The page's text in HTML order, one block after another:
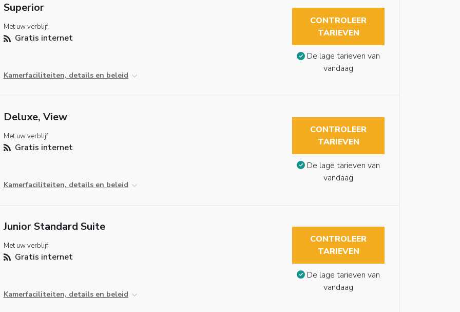
Superior
Met uw verblijf:
Gratis internet
Kamerfaciliteiten, details en beleid
CONTROLEER
TARIEVEN
De lage tarieven van
vandaag
Deluxe, View
Met uw verblijf:
Gratis internet
Kamerfaciliteiten, details en beleid
CONTROLEER
TARIEVEN
De lage tarieven van
vandaag
Junior Standard Suite
Met uw verblijf:
Gratis internet
Kamerfaciliteiten, details en beleid
CONTROLEER
TARIEVEN
De lage tarieven van
vandaag